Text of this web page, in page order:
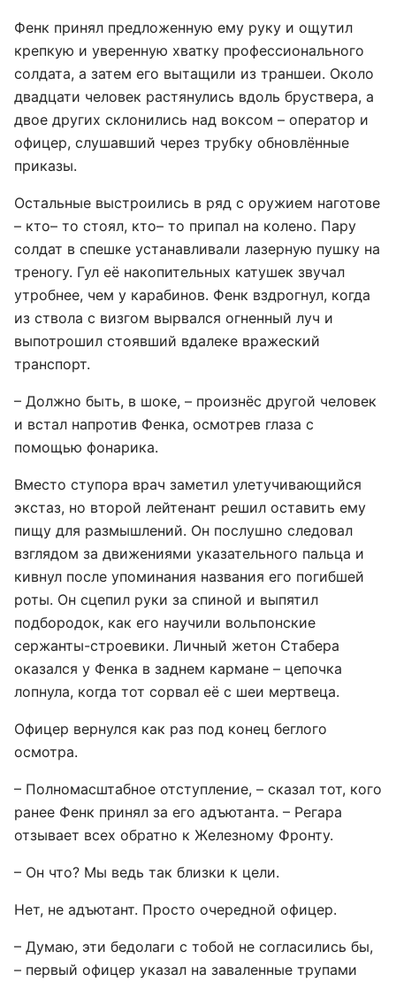
Фенк принял предложенную ему руку и ощутил
крепкую и уверенную хватку профессионального
солдата, а затем его вытащили из траншеи. Около
двадцати человек растянулись вдоль бруствера, а
двое других склонились над воксом – оператор и
офицер, слушавший через трубку обновлённые
приказы.
Остальные выстроились в ряд с оружием наготове
– кто– то стоял, кто– то припал на колено. Пару
солдат в спешке устанавливали лазерную пушку на
треногу. Гул её накопительных катушек звучал
утробнее, чем у карабинов. Фенк вздрогнул, когда
из ствола с визгом вырвался огненный луч и
выпотрошил стоявший вдалеке вражеский
транспорт.
– Должно быть, в шоке, – произнёс другой человек
и встал напротив Фенка, осмотрев глаза с
помощью фонарика.
Вместо ступора врач заметил улетучивающийся
экстаз, но второй лейтенант решил оставить ему
пищу для размышлений. Он послушно следовал
взглядом за движениями указательного пальца и
кивнул после упоминания названия его погибшей
роты. Он сцепил руки за спиной и выпятил
подбородок, как его научили вольпонские
сержанты-строевики. Личный жетон Стабера
оказался у Фенка в заднем кармане – цепочка
лопнула, когда тот сорвал её с шеи мертвеца.
Офицер вернулся как раз под конец беглого
осмотра.
– Полномасштабное отступление, – сказал тот, кого
ранее Фенк принял за его адъютанта. – Регара
отзывает всех обратно к Железному Фронту.
– Он что? Мы ведь так близки к цели.
Нет, не адъютант. Просто очередной офицер.
– Думаю, эти бедолаги с тобой не согласились бы,
– первый офицер указал на заваленные трупами